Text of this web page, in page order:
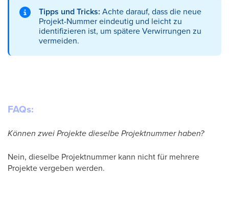
Tipps und Tricks: Achte darauf, dass die neue
Projekt-Nummer eindeutig und leicht zu
identifizieren ist, um spätere Verwirrungen zu
vermeiden.
FAQs:
Können zwei Projekte dieselbe Projektnummer haben?
Nein, dieselbe Projektnummer kann nicht für mehrere
Projekte vergeben werden.